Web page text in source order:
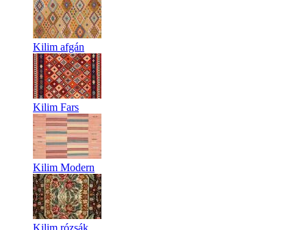
Kilim afgán
Kilim Fars
Kilim Modern
Kilim rózsák